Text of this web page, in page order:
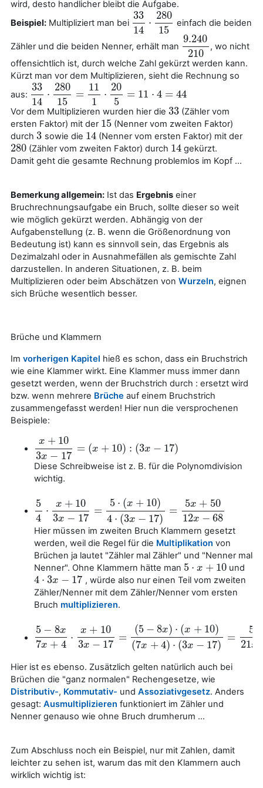
wird, desto handlicher bleibt die Aufgabe.
Beispiel: Multipliziert man bei
33
14
⋅
280
15
3314 28015einfach die beiden
Zähler und die beiden Nenner, erhält man
9.240
210
9.240210
, wo nicht
offensichtlich ist, durch welche Zahl gekürzt werden kann.
Kürzt man vor dem Multiplizieren, sieht die Rechnung so
aus:
33
14
⋅
280
15
=
11
1
⋅
20
5
= 11 ⋅ 4 = 44
3314 28015= 111⋅20 5=11⋅4 =44
Vor dem Multiplizieren wurden hier die 33
33 (Zähler vom
ersten Faktor) mit der 15
15 (Nenner vom zweiten Faktor)
durch 3
3 sowie die 14
14(Nenner vom ersten Faktor) mit der
280
280 (Zähler vom zweiten Faktor) durch 14
14 gekürzt.
Damit geht die gesamte Rechnung problemlos im Kopf ...
Bemerkung allgemein: Ist das Ergebnis einer
Bruchrechnungsaufgabe ein Bruch, sollte dieser so weit
wie möglich gekürzt werden. Abhängig von der
Aufgabenstellung (z. B. wenn die Größenordnung von
Bedeutung ist) kann es sinnvoll sein, das Ergebnis als
Dezimalzahl oder in Ausnahmefällen als gemischte Zahl
darzustellen. In anderen Situationen, z. B. beim
Multiplizieren oder beim Abschätzen von Wurzeln, eignen
sich Brüche wesentlich besser.
Brüche und Klammern
Im vorherigen Kapitel hieß es schon, dass ein Bruchstrich
wie eine Klammer wirkt. Eine Klammer muss immer dann
gesetzt werden, wenn der Bruchstrich durch : ersetzt wird
bzw. wenn mehrere Brüche auf einem Bruchstrich
zusammengefasst werden! Hier nun die versprochenen
Beispiele:
x + 10
3x − 17
= (x + 10) : (3x − 17)
x+103x−17=( x+ 10) :(3x − 17)
Diese Schreibweise ist z. B. für die Polynomdivision
wichtig.
5
4
⋅
x + 10
3x − 17
=
5 ⋅ (x + 10)
4 ⋅ (3x − 17)
=
5x + 50
12x − 68
54 ⋅x +103x−17 =5 (x+10)4⋅(3x−17 )=5 x+5012x−68
Hier müssen im zweiten Bruch Klammern gesetzt
werden, weil die Regel für die Multiplikation von
Brüchen ja lautet "Zähler mal Zähler" und "Nenner mal
Nenner". Ohne Klammern hätte man 5 ⋅ x + 10
5 x + 10 und
4 ⋅ 3x − 17
4 3x− 17
, würde also nur einen Teil vom zweiten
Zähler/Nenner mit dem Zähler/Nenner vom ersten
Bruch multiplizieren.
5 − 8x
7x + 4
⋅
x + 10
3x − 17
=
(5 − 8x) ⋅ (x + 10)
(7x + 4) ⋅ (3x − 17)
=
5
21x
5−8x7x+4 ⋅x+103x− 17= (5−8x)⋅(x+10)(7x+4)⋅(3 x−17)=5
Hier ist es ebenso. Zusätzlich gelten natürlich auch bei
Brüchen die "ganz normalen" Rechengesetze, wie
Distributiv-, Kommutativ- und Assoziativgesetz. Anders
gesagt: Ausmultiplizieren funktioniert im Zähler und
Nenner genauso wie ohne Bruch drumherum ...
Zum Abschluss noch ein Beispiel, nur mit Zahlen, damit
leichter zu sehen ist, warum das mit den Klammern auch
wirklich wichtig ist: